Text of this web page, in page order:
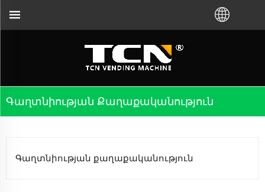
Գաղտնիության Քաղաքականություն
Գաղտնիության քաղաքականություն
ձեզ վաճառող մեքենաների ուղղորդման